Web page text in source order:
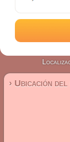
› Ubicación